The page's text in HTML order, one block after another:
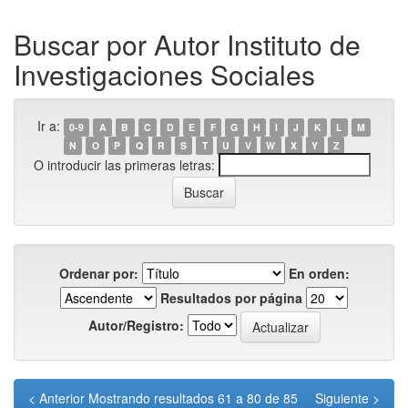
Buscar por Autor Instituto de
Investigaciones Sociales
Ir a: 0-9 A B C D E F G H I J K L
M
N
O P Q R S T U V W X Y Z
O introducir las primeras letras:
Ordenar por:
En orden:
Resultados por página
Autor/Registro:
Mostrando resultados 61 a 80 de 85
< Anterior Siguiente >